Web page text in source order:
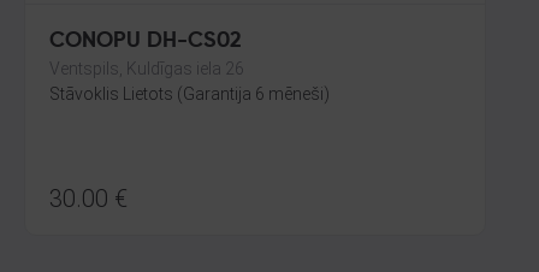
CONOPU DH-CS02
Ventspils, Kuldīgas iela 26
Stāvoklis Lietots (Garantija 6 mēneši)
30.00 €